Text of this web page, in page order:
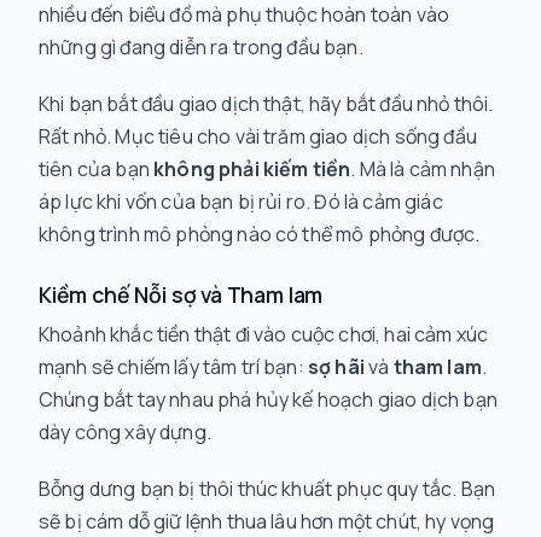
nhiều đến biểu đồ mà phụ thuộc hoàn toàn vào
những gì đang diễn ra trong đầu bạn.
Khi bạn bắt đầu giao dịch thật, hãy bắt đầu nhỏ thôi.
Rất nhỏ. Mục tiêu cho vài trăm giao dịch sống đầu
tiên của bạn không phải kiếm tiền. Mà là cảm nhận
áp lực khi vốn của bạn bị rủi ro. Đó là cảm giác
không trình mô phỏng nào có thể mô phỏng được.
Kiềm chế Nỗi sợ và Tham lam
Khoảnh khắc tiền thật đi vào cuộc chơi, hai cảm xúc
mạnh sẽ chiếm lấy tâm trí bạn: sợ hãivà tham lam.
Chúng bắt tay nhau phá hủy kế hoạch giao dịch bạn
dày công xây dựng.
Bỗng dưng bạn bị thôi thúc khuất phục quy tắc. Bạn
sẽ bị cám dỗ giữ lệnh thua lâu hơn một chút, hy vọng